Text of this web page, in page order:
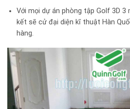
Với mọi dự án phòng tập Golf 3D 3
kết sẽ cử đại diện kĩ thuật Hàn
hàng.